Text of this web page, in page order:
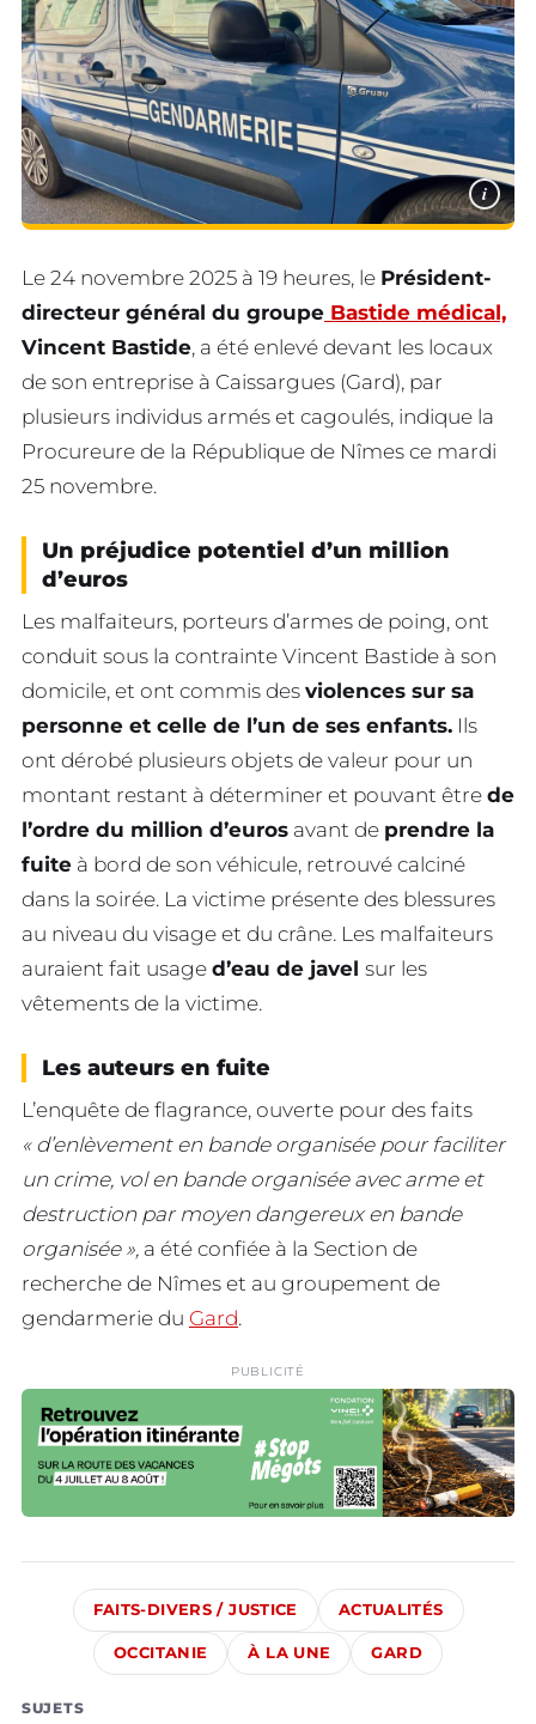
i
Le 24 novembre 2025 à 19 heures, le Président-
directeur général du groupe Bastide médical,
Vincent Bastide, a été enlevé devant les locaux
de son entreprise à Caissargues (Gard), par
plusieurs individus armés et cagoulés, indique la
Procureure de la République de Nîmes ce mardi
25 novembre.
Un préjudice potentiel d’un million
d’euros
Les malfaiteurs, porteurs d’armes de poing, ont
conduit sous la contrainte Vincent Bastide à son
domicile, et ont commis des violences sur sa
personne et celle de l’un de ses enfants. Ils
ont dérobé plusieurs objets de valeur pour un
montant restant à déterminer et pouvant être de
l’ordre du million d’euros avant de prendre la
fuite à bord de son véhicule, retrouvé calciné
dans la soirée. La victime présente des blessures
au niveau du visage et du crâne. Les malfaiteurs
auraient fait usage d’eau de javel sur les
vêtements de la victime.
Les auteurs en fuite
L’enquête de flagrance, ouverte pour des faits
« d’enlèvement en bande organisée pour faciliter
un crime, vol en bande organisée avec arme et
destruction par moyen dangereux en bande
organisée », a été confiée à la Section de
recherche de Nîmes et au groupement de
gendarmerie du Gard.
PUBLICITÉ
FAITS-DIVERS / JUSTICE ACTUALITÉS
OCCITANIE À LA UNE GARD
SUJETS